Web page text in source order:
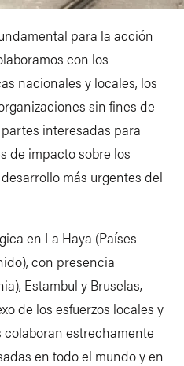
para la acción
con los
nacionales y locales, los
sin fines de
interesadas para
de impacto sobre los
más urgentes del
en La Haya (Países
con presencia
Estambul y Bruselas,
de los esfuerzos locales y
colaboran estrechamente
en todo el mundo y en